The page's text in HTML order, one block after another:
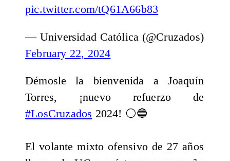
pic.twitter.com/tQ61A66b83
— Universidad Católica (@Cruzados)
February 22, 2024
Démosle la bienvenida a Joaquín
Torres, ¡nuevo refuerzo de
#LosCruzados 2024! ⚪🔵
El volante mixto ofensivo de 27 años